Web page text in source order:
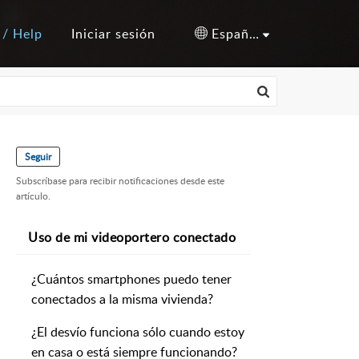
/ Help Iniciar sesión Español (España)
Seguir
Subscríbase para recibir notificaciones desde este
artículo.
Uso de mi videoportero conectado
¿Cuántos smartphones puedo tener
conectados a la misma vivienda?
¿El desvío funciona sólo cuando estoy
en casa o está siempre funcionando?